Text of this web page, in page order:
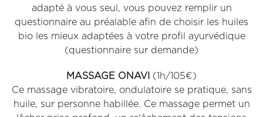
adapté à vous seul, vous pouvez remplir un
questionnaire au préalable afin de choisir les huiles
bio les mieux adaptées à votre profil ayurvédique
(questionnaire sur demande)
MASSAGE ONAVI
(1h/105€)
Ce massage vibratoire, ondulatoire se pratique, sans
huile, sur personne habillée. Ce massage permet un